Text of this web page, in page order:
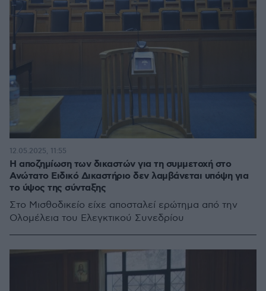
Η αποζημίωση των δικαστών για τη συμμετοχή στο
Ανώτατο Ειδικό Δικαστήριο δεν λαμβάνεται υπόψη για
το ύψος της σύνταξης
Στο Μισθοδικείο είχε αποσταλεί ερώτημα από την
Ολομέλεια του Ελεγκτικού Συνεδρίου
12.05.2025, 11:55